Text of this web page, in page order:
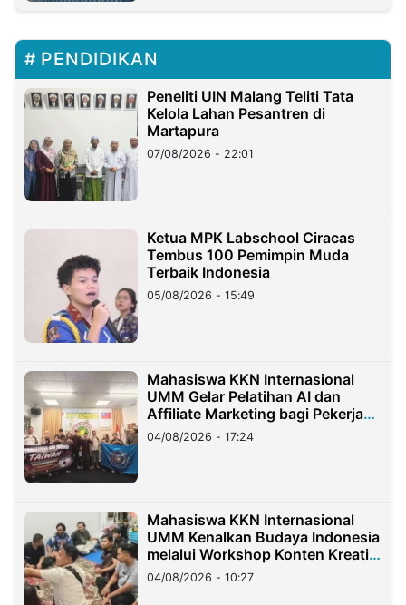
PENDIDIKAN
Peneliti UIN Malang Teliti Tata
Kelola Lahan Pesantren di
Martapura
07/08/2026 - 22:01
Ketua MPK Labschool Ciracas
Tembus 100 Pemimpin Muda
Terbaik Indonesia
05/08/2026 - 15:49
Mahasiswa KKN Internasional
UMM Gelar Pelatihan AI dan
Affiliate Marketing bagi Pekerja
Migran Indonesia di Taiwan
04/08/2026 - 17:24
Mahasiswa KKN Internasional
UMM Kenalkan Budaya Indonesia
melalui Workshop Konten Kreatif
di Taiwan
04/08/2026 - 10:27